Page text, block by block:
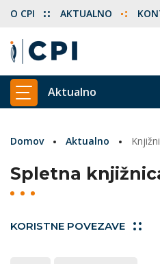
O CPI AKTUALNO
PRIKAŽI GLAVNI MENI
Aktualno
Domov Aktualno
Spletna
KORISTNE POVEZAVE